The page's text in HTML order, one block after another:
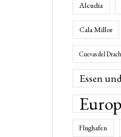
Alcudia
Cala Millor
Cuevas del Drach
Essen
Flughafen